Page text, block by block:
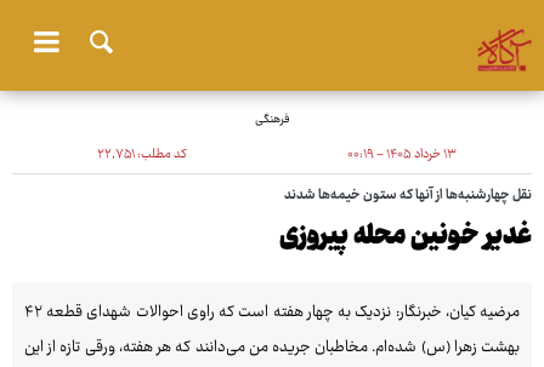
فرهنگی
۱۳ خرداد ۱۴۰۵ - ۰۰:۱۹ کد مطلب:۲۲٬۷۵۱
نقل چهارشنبه‌ها از آنها که ستون خیمه‌ها شدند
غدیر خونین محله پیروزی
مرضیه کیان، خبرنگار: نزدیک به چهار هفته است که راوی احوالات شهدای قطعه ۴۲
بهشت زهرا (س) شده‌ام. مخاطبان جریده من می‌دانند که هر هفته، ورقی تازه از این